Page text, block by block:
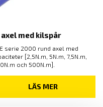
axel med kilspår
serie 2000 rund axel med
[2,5N.m, 5N.m, 7,5N.m,
och 500N.m].
LÄS MER